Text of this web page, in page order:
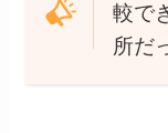
較で
所だ